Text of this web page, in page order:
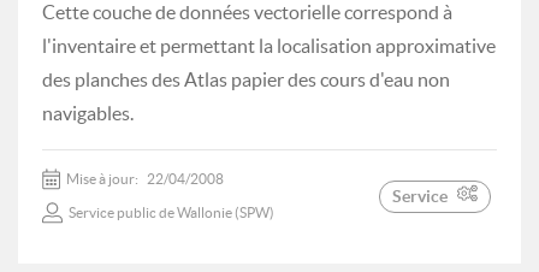
Cette couche de données vectorielle correspond à
l'inventaire et permettant la localisation approximative
des planches des Atlas papier des cours d'eau non
navigables.
Mise à jour: 22/04/2008
Service public de Wallonie (SPW)
Service